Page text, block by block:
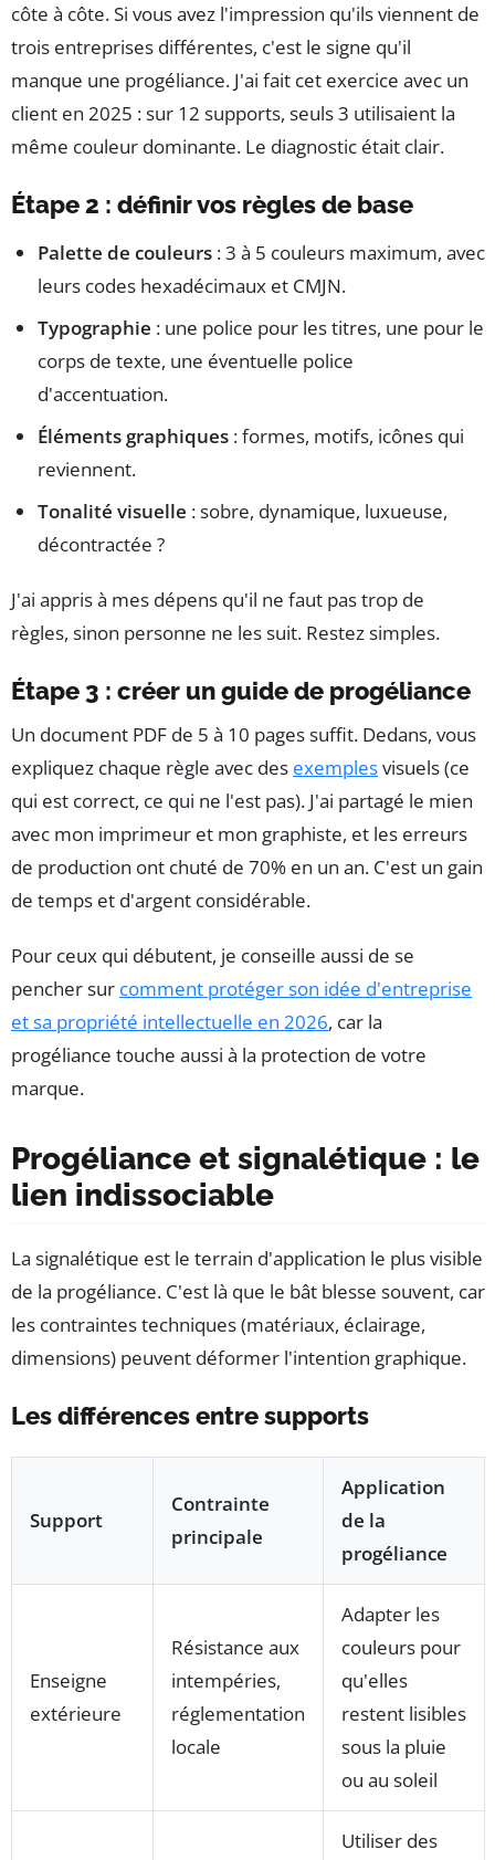
côte à côte. Si vous avez l'impression qu'ils viennent de
trois entreprises différentes, c'est le signe qu'il
manque une progéliance. J'ai fait cet exercice avec un
client en 2025 : sur 12 supports, seuls 3 utilisaient la
même couleur dominante. Le diagnostic était clair.
Étape 2 : définir vos règles de base
Palette de couleurs : 3 à 5 couleurs maximum, avec
leurs codes hexadécimaux et CMJN.
Typographie : une police pour les titres, une pour le
corps de texte, une éventuelle police
d'accentuation.
Éléments graphiques : formes, motifs, icônes qui
reviennent.
Tonalité visuelle : sobre, dynamique, luxueuse,
décontractée ?
J'ai appris à mes dépens qu'il ne faut pas trop de
règles, sinon personne ne les suit. Restez simples.
Étape 3 : créer un guide de progéliance
Un document PDF de 5 à 10 pages suffit. Dedans, vous
expliquez chaque règle avec des exemplesvisuels (ce
qui est correct, ce qui ne l'est pas). J'ai partagé le mien
avec mon imprimeur et mon graphiste, et les erreurs
de production ont chuté de 70% en un an. C'est un gain
de temps et d'argent considérable.
Pour ceux qui débutent, je conseille aussi de se
pencher sur comment protéger son idée d'entreprise
et sa propriété intellectuelle en 2026, car la
progéliance touche aussi à la protection de votre
marque.
Progéliance et signalétique : le
lien indissociable
La signalétique est le terrain d'application le plus visible
de la progéliance. C'est là que le bât blesse souvent, car
les contraintes techniques (matériaux, éclairage,
dimensions) peuvent déformer l'intention graphique.
Les différences entre supports
Support
Contrainte
principale
Application
de la
progéliance
Enseigne
extérieure
Résistance aux
intempéries,
réglementation
locale
Adapter les
couleurs pour
qu'elles
restent lisibles
sous la pluie
ou au soleil
Utiliser des